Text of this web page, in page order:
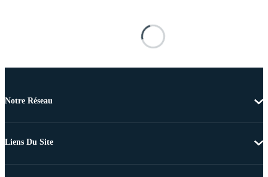
Notre Réseau
Liens Du Site